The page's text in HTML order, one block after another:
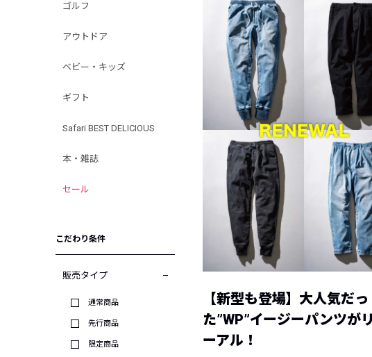
ゴルフ
アウトドア
ベビー・キッズ
ギフト
Safari BEST DELICIOUS
本・雑誌
セール
こだわり条件
販売タイプ
通常商品
先行商品
限定商品
【新型も登場】大人気だっ
た”WP”イージーパンツが
ーアル！